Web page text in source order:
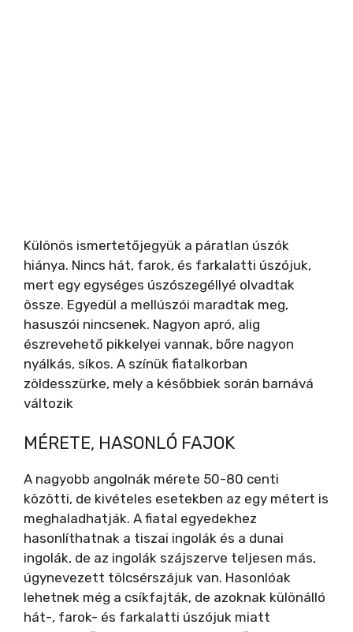
Különös ismertetőjegyük a páratlan úszók
hiánya. Nincs hát, farok, és farkalatti úszójuk,
mert egy egységes úszószegéllyé olvadtak
össze. Egyedül a mellúszói maradtak meg,
hasuszói nincsenek. Nagyon apró, alig
észrevehető pikkelyei vannak, bőre nagyon
nyálkás, síkos. A színük fiatalkorban
zöldesszürke, mely a későbbiek során barnává
változik
MÉRETE, HASONLÓ FAJOK
A nagyobb angolnák mérete 50-80 centi
közötti, de kivételes esetekben az egy métert is
meghaladhatják. A fiatal egyedekhez
hasonlíthatnak a tiszai ingolák és a dunai
ingolák, de az ingolák szájszerve teljesen más,
úgynevezett tölcsérszájuk van. Hasonlóak
lehetnek még a csíkfajták, de azoknak különálló
hát-, farok- és farkalatti úszójuk miatt